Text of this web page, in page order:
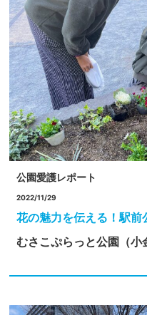
公園愛護レポート
2022/11/29
花の魅力を伝える！駅前
むさこぷらっと公園（小